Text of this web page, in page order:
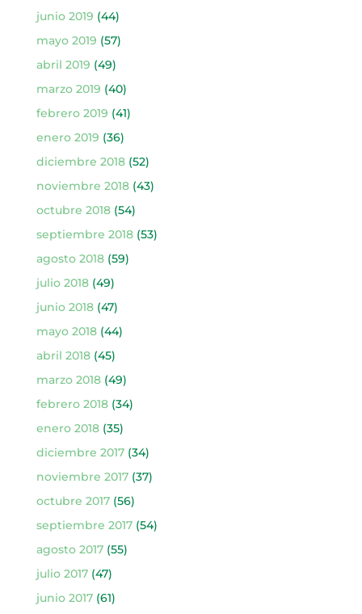
junio 2019 (44)
mayo 2019 (57)
abril 2019 (49)
marzo 2019 (40)
febrero 2019 (41)
enero 2019 (36)
diciembre 2018(52)
noviembre 2018(43)
octubre 2018(54)
septiembre 2018(53)
agosto 2018(59)
julio 2018(49)
junio 2018(47)
mayo 2018(44)
abril 2018(45)
marzo 2018(49)
febrero 2018(34)
enero 2018(35)
diciembre 2017(34)
noviembre 2017(37)
octubre 2017(56)
septiembre 2017(54)
agosto 2017(55)
julio 2017(47)
junio 2017(61)